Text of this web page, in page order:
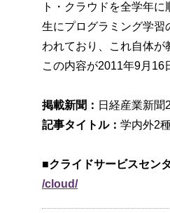
ト・クラウドを全学年
生にプログラミング学習
われており、これ自体が
この内容が2011年9月16
掲載新聞： 日経産業新聞
記事タイトル： 学内外2
■クライドサービスセン
/cloud/